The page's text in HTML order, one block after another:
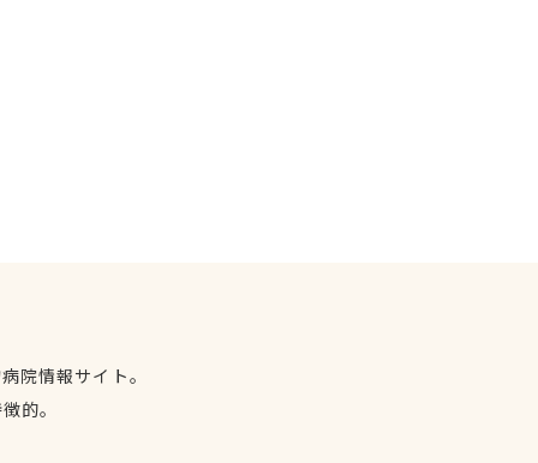
院情報サイト。
的。